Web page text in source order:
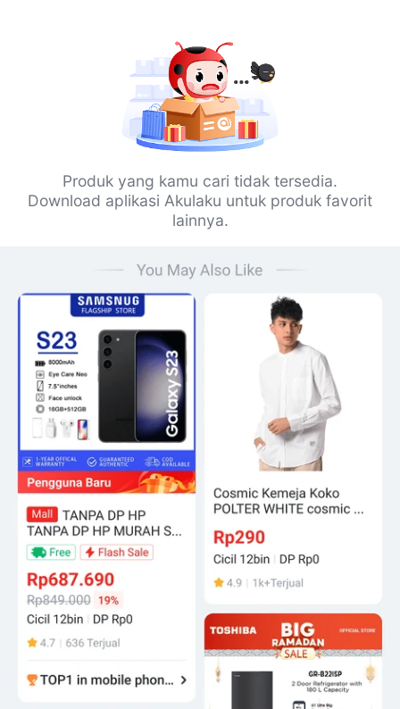
Produk yang kamu cari tidak tersedia.
Download aplikasi Akulaku untuk produk favorit
lainnya.